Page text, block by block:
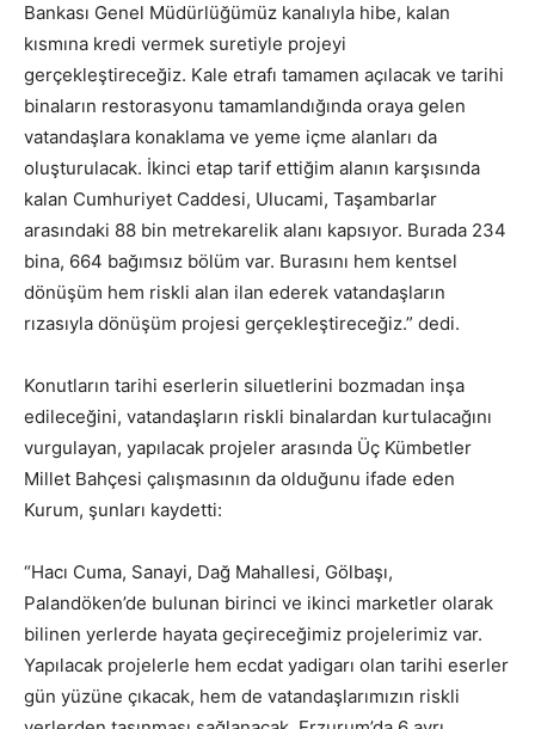
Bankası Genel Müdürlüğümüz kanalıyla hibe, kalan
kısmına kredi vermek suretiyle projeyi
gerçekleştireceğiz. Kale etrafı tamamen açılacak ve tarihi
binaların restorasyonu tamamlandığında oraya gelen
vatandaşlara konaklama ve yeme içme alanları da
oluşturulacak. İkinci etap tarif ettiğim alanın karşısında
kalan Cumhuriyet Caddesi, Ulucami, Taşambarlar
arasındaki 88 bin metrekarelik alanı kapsıyor. Burada 234
bina, 664 bağımsız bölüm var. Burasını hem kentsel
dönüşüm hem riskli alan ilan ederek vatandaşların
rızasıyla dönüşüm projesi gerçekleştireceğiz.” dedi.
Konutların tarihi eserlerin siluetlerini bozmadan inşa
edileceğini, vatandaşların riskli binalardan kurtulacağını
vurgulayan, yapılacak projeler arasında Üç Kümbetler
Millet Bahçesi çalışmasının da olduğunu ifade eden
Kurum, şunları kaydetti:
“Hacı Cuma, Sanayi, Dağ Mahallesi, Gölbaşı,
Palandöken’de bulunan birinci ve ikinci marketler olarak
bilinen yerlerde hayata geçireceğimiz projelerimiz var.
Yapılacak projelerle hem ecdat yadigarı olan tarihi eserler
gün yüzüne çıkacak, hem de vatandaşlarımızın riskli